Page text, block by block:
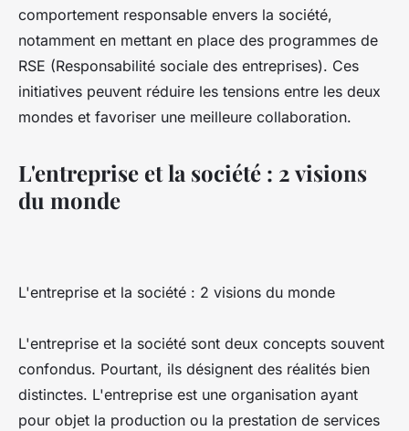
comportement responsable envers la société,
notamment en mettant en place des programmes de
RSE (Responsabilité sociale des entreprises). Ces
initiatives peuvent réduire les tensions entre les deux
mondes et favoriser une meilleure collaboration.
L'entreprise et la société : 2 visions
du monde
L'entreprise et la société : 2 visions du monde
L'entreprise et la société sont deux concepts souvent
confondus. Pourtant, ils désignent des réalités bien
distinctes. L'entreprise est une organisation ayant
pour objet la production ou la prestation de services